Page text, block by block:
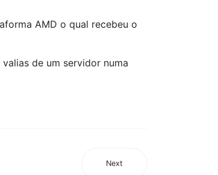
AMD o qual recebeu o
de um servidor numa
Next